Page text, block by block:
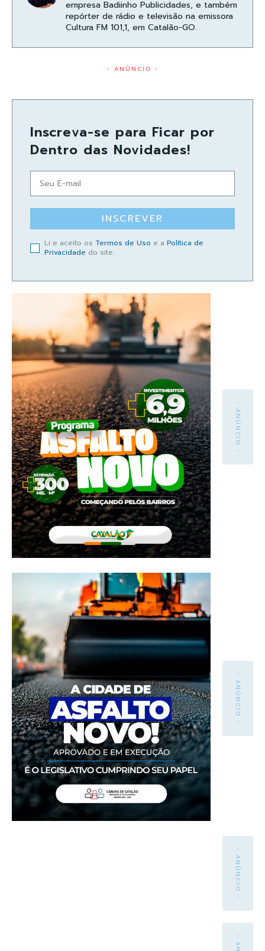
empresa Badiinho Publicidades, e também
repórter de rádio e televisão na emissora
Cultura FM 101,1, em Catalão-GO.
- ANÚNCIO -
Inscreva-se para Ficar por
Dentro das Novidades!
INSCREVER
Li e aceito os Termos de Uso e a Política de
Privacidade do site.
- ANÚNCIO -
- ANÚNCIO -
- ANÚNCIO -